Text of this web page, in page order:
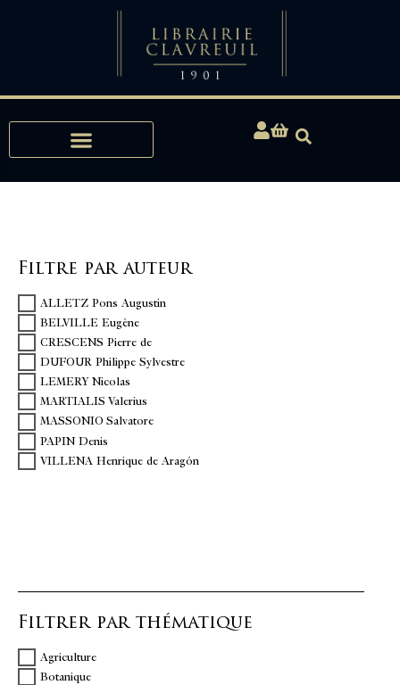
Filtre par auteur
ALLETZ Pons Augustin
BELVILLE Eugène
CRESCENS Pierre de
DUFOUR Philippe Sylvestre
LEMERY Nicolas
MARTIALIS Valerius
MASSONIO Salvatore
PAPIN Denis
VILLENA Henrique de Aragón
Filtrer par thématique
Agriculture
Botanique